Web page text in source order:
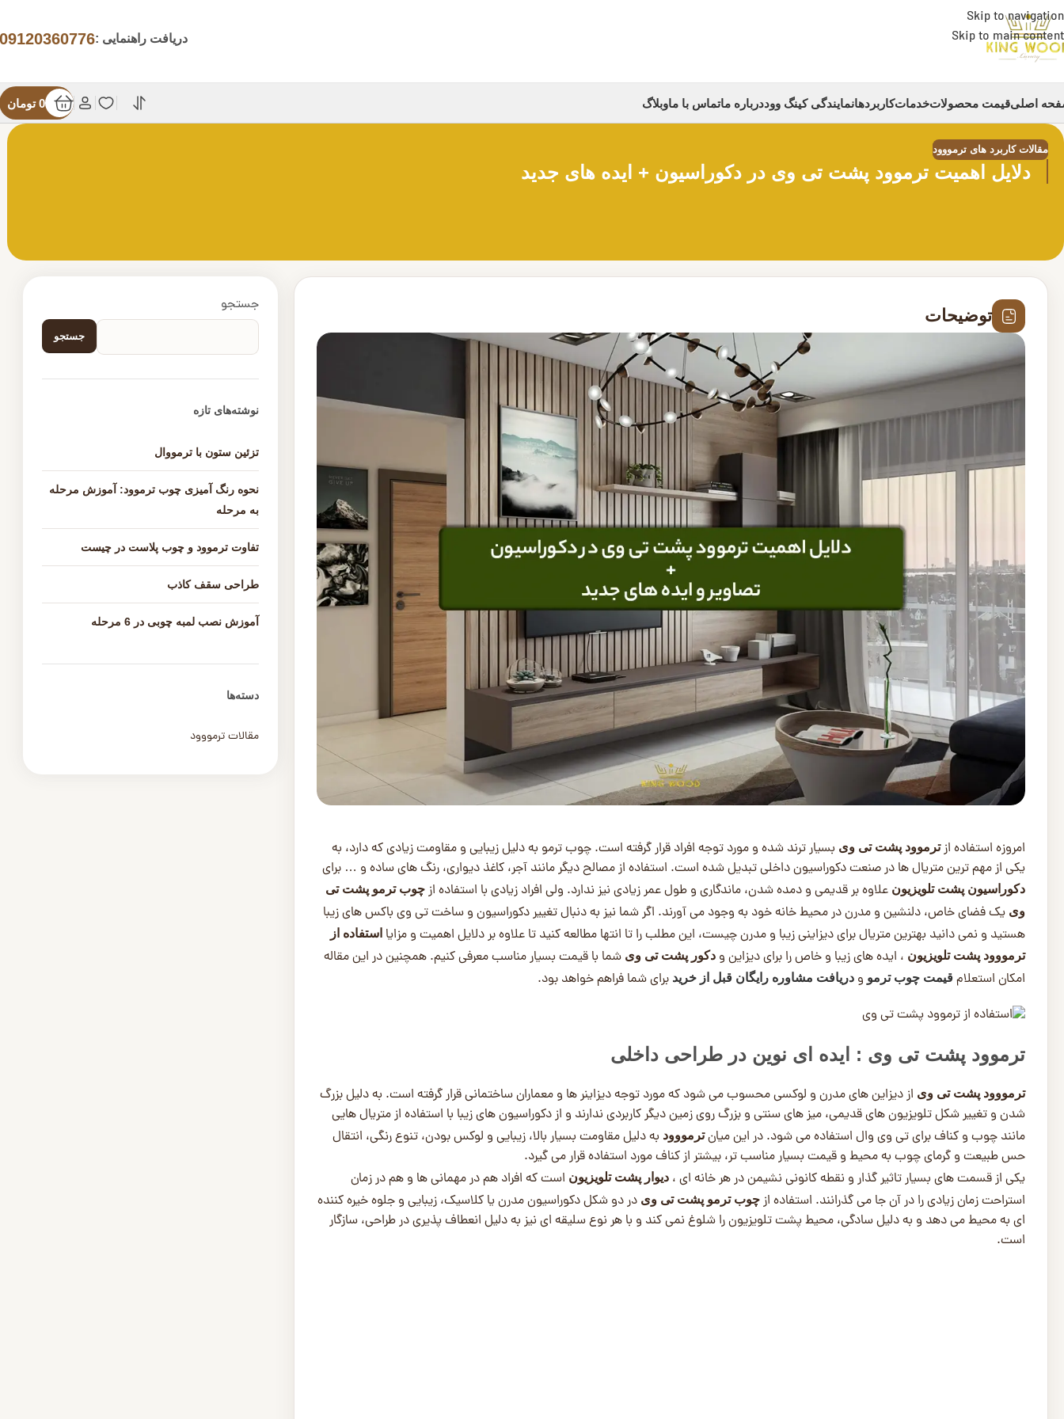
Skip to navigation
Skip to main content
دریافت راهنمایی :09120360776
اصلیقیمت محصولاتخدماتکاربردهانمایندگی کینگ ووددرباره ماتماس با ماوبلاگ 0 تومان
مقالات کاربرد های ترمووود
دلایل اهمیت ترموود پشت تی وی در دکوراسیون + ایده های جدید
توضیحات
امروزه استفاده ازترموود پشت تی وی بسیار ترند شده و مورد توجه افراد قرار گرفته است. چوب ترمو به دلیل زیبایی و مقاومت زیادی که دارد، به
یکی از مهم ترین متریال ها در صنعت دکوراسیون داخلی تبدیل شده است. استفاده از مصالح دیگر مانند آجر، کاغذ دیواری، رنگ های ساده و … برای
دکوراسیون پشت تلویزیون علاوه بر قدیمی و دمده شدن، ماندگاری و طول عمر زیادی نیز ندارد. ولی افراد زیادی با استفاده از چوب ترمو پشت تی
وی یک فضای خاص، دلنشین و مدرن در محیط خانه خود به وجود می آورند. اگر شما نیز به دنبال تغییر دکوراسیون و ساخت تی وی باکس های زیبا
هستید و نمی دانید بهترین متریال برای دیزاینی زیبا و مدرن چیست، این مطلب را تا انتها مطالعه کنید تا علاوه بر دلایل اهمیت و مزایا استفاده از
ترمووود پشت تلویزیون ، ایده های زیبا و خاص را برای دیزاین و دکور پشت تی وی شما با قیمت بسیار مناسب معرفی کنیم. همچنین در این مقاله
امکان استعلام قیمت چوب ترمو و دریافت مشاوره رایگان قبل از خرید برای شما فراهم خواهد بود.
ترموود پشت تی وی : ایده ای نوین در طراحی داخلی
ترمووود پشت تی وی از دیزاین های مدرن و لوکسی محسوب می شود که مورد توجه دیزاینر ها و معماران ساختمانی قرار گرفته است. به دلیل بزرگ
شدن و تغییر شکل تلویزیون های قدیمی، میز های سنتی و بزرگ روی زمین دیگر کاربردی ندارند و از دکوراسیون های زیبا با استفاده از متریال هایی
مانند چوب و کناف برای تی وی وال استفاده می شود. در این میانترمووود به دلیل مقاومت بسیار بالا، زیبایی و لوکس بودن، تنوع رنگی، انتقال
حس طبیعت و گرمای چوب به محیط و قیمت بسیار مناسب تر، بیشتر از کناف مورد استفاده قرار می گیرد.
یکی از قسمت های بسیار تاثیر گذار و نقطه کانونی نشیمن در هر خانه ای ، دیوار پشت تلویزیون است که افراد هم در مهمانی ها و هم در زمان
استراحت زمان زیادی را در آن جا می گذرانند. استفاده از چوب ترمو پشت تی وی در دو شکل دکوراسیون مدرن یا کلاسیک، زیبایی و جلوه خیره کننده
ای به محیط می دهد و به دلیل سادگی، محیط پشت تلویزیون را شلوغ نمی کند و با هر نوع سلیقه ای نیز به دلیل انعطاف پذیری در طراحی، سازگار
است.
جستجو
جستجو
نوشته‌های تازه
تزئین ستون با ترمووال
نحوه رنگ آمیزی چوب ترموود: آموزش مرحله
به مرحله
تفاوت ترموود و چوب پلاست در چیست
طراحی سقف کاذب
آموزش نصب لمبه چوبی در 6 مرحله
دسته‌ها
مقالات ترمووود